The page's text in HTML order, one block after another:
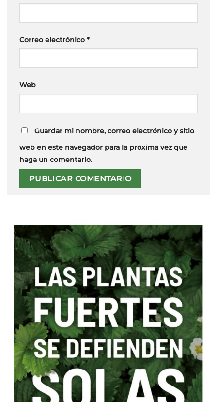
Correo electrónico *
Web
Guardar mi nombre, correo electrónico y sitio
web en este navegador para la próxima vez que
haga un comentario.